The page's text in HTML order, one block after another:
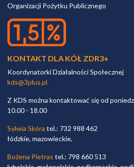
Organizacji Pożytku Publicznego
KONTAKT DLA KÓŁ ZDR3+
Koordynatorki Działalności Społecznej
kds@3plus.pl
Z KDS można kontaktować się od
10.00 - 18.00
Sylwia Skóra tel.: 732 988 462
łódzkie, mazowieckie,
Bożena Pietras tel.: 798 660 513